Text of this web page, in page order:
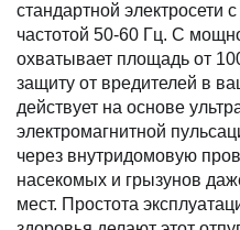
стандартной электросети
частотой 50-60 Гц. С
охватывает площадь от
защиту от вредителей в
действует на основе
электромагнитной
через внутридомовую
насекомых и грызунов
мест. Простота